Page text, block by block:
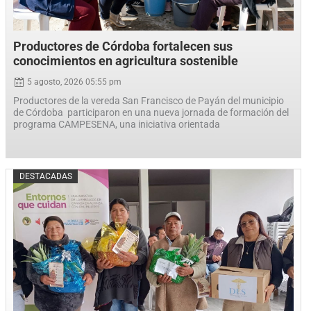
Productores de Córdoba fortalecen sus
conocimientos en agricultura sostenible
5 agosto, 2026 05:55 pm
Productores de la vereda San Francisco de Payán del municipio
de Córdoba participaron en una nueva jornada de formación del
programa CAMPESENA, una iniciativa orientada
DESTACADAS
Posted
on